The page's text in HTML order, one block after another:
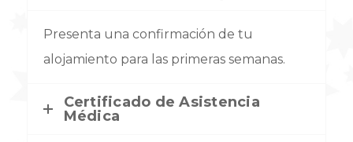
Presenta una confirmación de tu
alojamiento para las primeras semanas.
Certificado de Asistencia
Médica